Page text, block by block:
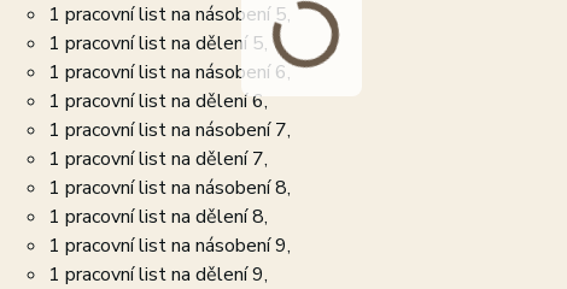
1 pracovní list na násobení 5,
1 pracovní list na dělení 5,
1 pracovní list na násobení 6,
1 pracovní list na dělení 6,
1 pracovní list na násobení 7,
1 pracovní list na dělení 7,
1 pracovní list na násobení 8,
1 pracovní list na dělení 8,
1 pracovní list na násobení 9,
1 pracovní list na dělení 9,